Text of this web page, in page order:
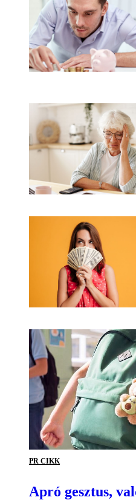
PR CIKK
Apró gesztus,